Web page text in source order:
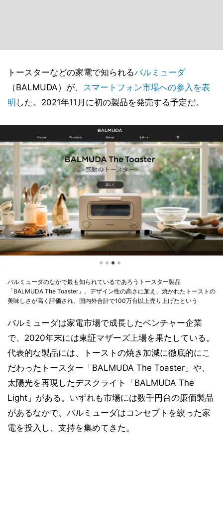
トースターなどの家電で知られるバルミューダ
（BALMUDA）が、 スマートフォン市場への参入を表
明 した。2021年11月に初の製品を発売する予定だ。
バルミューダのなかで最も知られているであろうトースター製品
「BALMUDA The Toaster」。デザイン性の高さに加え、焼かれたトーストの
美味しさが高く評価され、国内外合計で100万台以上売り上げたという
バルミューダは家電市場で成長したベンチャー企業
で、2020年末には東証マザーズ上場を果たしている。
代表的な製品には、トーストの焼き加減に徹底的にこ
だわったトースター「BALMUDA The Toaster」や、
太陽光を再現したデスクライト「BALMUDA The
Light」がある。いずれも市場には数千円台の廉価製品
があるなかで、バルミューダはコンセプトを絞った家
電を投入し、支持を集めてきた。